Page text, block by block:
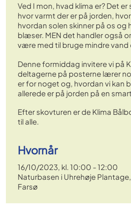
Ved I mon, hvad klima er? Det
hvor varmt der er på jorden,
hvordan solen skinner på os og
blæser. MEN det handler også
være med til bruge mindre vand
Denne formiddag invitere vi på
deltagerne på posterne lærer
er for noget og, hvordan vi kan
allerede er på jorden på en
Efter skovturen er de Klima
til alle.
Hvornår
16/10/2023, kl. 10:00 - 12:00
Naturbasen i Uhrehøje
Farsø